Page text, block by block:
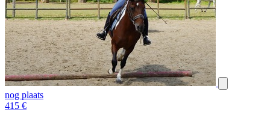
nog plaats
415 €